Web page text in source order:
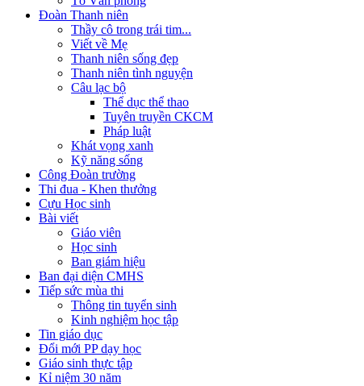
Đoàn Thanh niên
Thầy cô trong trái tim...
Viết về Mẹ
Thanh niên sống đẹp
Thanh niên tình nguyện
Câu lạc bộ
Thể dục thể thao
Tuyên truyền CKCM
Pháp luật
Khát vọng xanh
Kỹ năng sống
Công Đoàn trường
Thi đua - Khen thưởng
Cựu Học sinh
Bài viết
Giáo viên
Học sinh
Ban giám hiệu
Ban đại diện CMHS
Tiếp sức mùa thi
Thông tin tuyển sinh
Kinh nghiệm học tập
Tin giáo dục
Đổi mới PP dạy học
Giáo sinh thực tập
Kỉ niệm 30 năm